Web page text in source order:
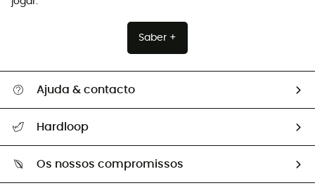
Saber +
Ajuda & contacto
Guia de tamanhos
Hardloop
Os nossos compromissos